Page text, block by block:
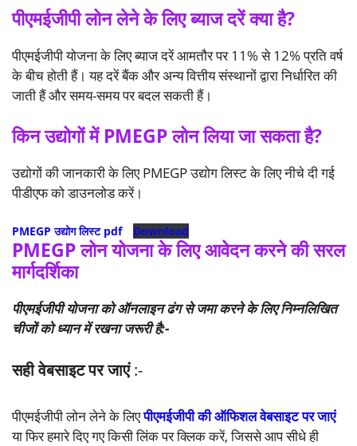
पीएमईजीपी लोन लेने के लिए ब्याज दरें क्या है?
पीएमईजीपी योजना के लिए ब्याज दरें आमतौर पर 11% से 12% प्रति वर्ष
के बीच होती हैं। यह दरें बैंक और अन्य वित्तीय संस्थानों द्वारा निर्धारित की
जाती हैं और समय-समय पर बदल सकती हैं।
किन उद्योगों में PMEGP लोन लिया जा सकता है?
उद्योगों की जानकारी के लिए PMEGP उद्योग लिस्ट के लिए नीचे दी गई
पीडीएफ को डाउनलोड करें।
PMEGP उद्योग लिस्ट pdf Download
PMEGP लोन योजना के लिए आवेदन करने की सरल
मार्गदर्शिका
पीएमईजीपी योजना को ऑनलाइन ढंग से जमा करने के लिए निम्नलिखित
चीजों को ध्यान में रखना जरूरी है:-
सही वेबसाइट पर जाएं:-
पीएमईजीपी लोन लेने के लिएपीएमईजीपी की ऑफिशल वेबसाइट पर जाएं
या फिर हमारे दिए गए किसी लिंक पर क्लिक करें, जिससे आप सीधे ही